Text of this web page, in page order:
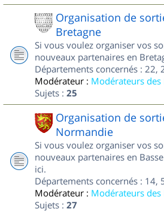
Organisation de
Bretagne
Si vous voulez organiser vos
nouveaux partenaires en
Départements concernés : 22,
Modérateur : Modérateurs des
Sujets : 25
Organisation de
Normandie
Si vous voulez organiser vos
nouveaux partenaires en
ici.
Départements concernés : 14,
Modérateur : Modérateurs des
Sujets : 27